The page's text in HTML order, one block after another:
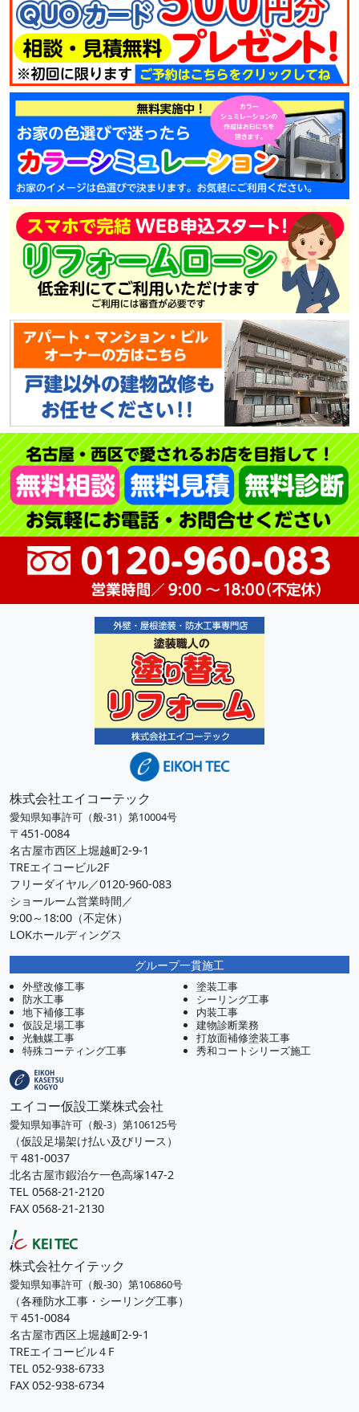
株式会社エイコーテック
愛知県知事許可（般-31）第10004号
〒451-0084
名古屋市西区上堀越町2-9-1
TREエイコービル2F
フリーダイヤル／0120-960-083
ショールーム営業時間／
9:00～18:00（不定休）
LOKホールディングス
グループ一貫施工
外壁改修工事
塗装工事
防水工事
シーリング工事
地下補修工事
内装工事
仮設足場工事
建物診断業務
光触媒工事
打放面補修塗装工事
特殊コーティング工事
秀和コートシリーズ施工
エイコー仮設工業株式会社
愛知県知事許可（般-3）第106125号
（仮設足場架け払い及びリース）
〒481-0037
北名古屋市鍜治ケ一色高塚147-2
TEL 0568-21-2120
FAX 0568-21-2130
株式会社ケイテック
愛知県知事許可（般-30）第106860号
（各種防水工事・シーリング工事）
〒451-0084
名古屋市西区上堀越町2-9-1
TREエイコービル４F
TEL 052-938-6733
FAX 052-938-6734